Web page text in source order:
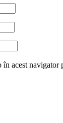
acest navigator